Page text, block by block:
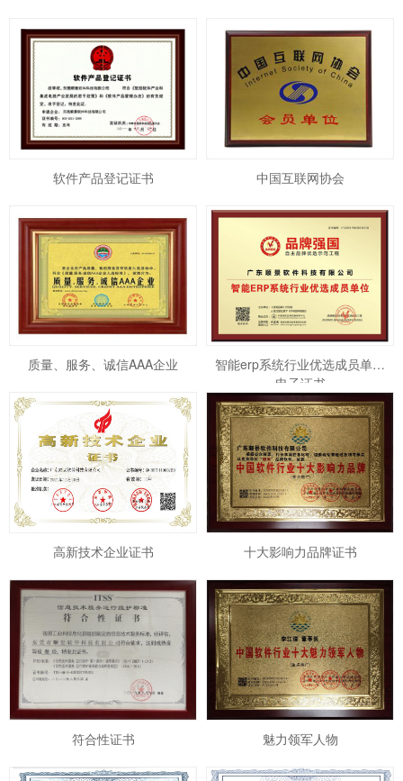
软件产品登记证书 中国互联网协会
质量、服务、诚信AAA企业
智能erp系统行业优选成员单位
电子证书
高新技术企业证书 十大影响力品牌证书
符合性证书 魅力领军人物